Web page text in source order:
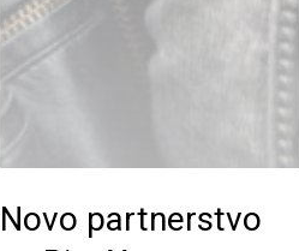
Novo partnerstvo